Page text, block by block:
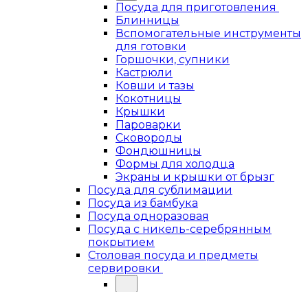
Посуда для приготовления
Блинницы
Вспомогательные инструменты
для готовки
Горшочки, супники
Кастрюли
Ковши и тазы
Кокотницы
Крышки
Пароварки
Сковороды
Фондюшницы
Формы для холодца
Экраны и крышки от брызг
Посуда для сублимации
Посуда из бамбука
Посуда одноразовая
Посуда с никель-серебрянным
покрытием
Столовая посуда и предметы
сервировки